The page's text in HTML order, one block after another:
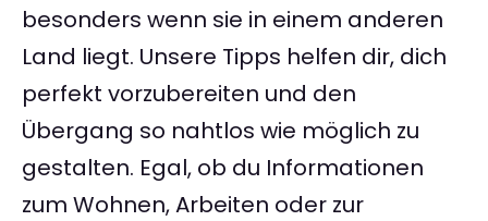
besonders wenn sie in einem anderen
Land liegt. Unsere Tipps helfen dir, dich
perfekt vorzubereiten und den
Übergang so nahtlos wie möglich zu
gestalten. Egal, ob du Informationen
zum Wohnen, Arbeiten oder zur